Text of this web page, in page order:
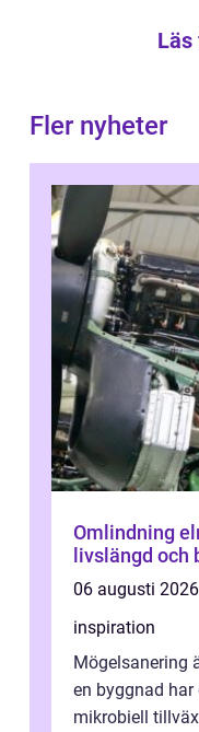
Läs
Fler nyheter
Omlindning
livslängd
06 augusti 2026
inspiration
Mögelsanering
en byggnad
mikrobiell